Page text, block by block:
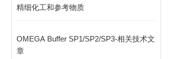
精细化工和参考物质
OMEGA Buffer SP1/SP2/SP3-相关技术文
章